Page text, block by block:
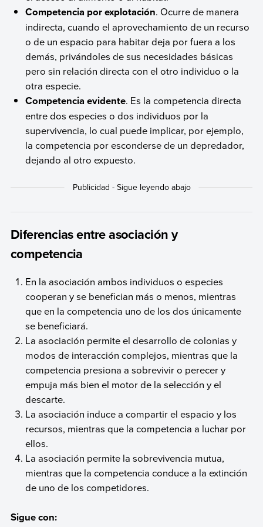
Competencia por explotación. Ocurre de manera
indirecta, cuando el aprovechamiento de un recurso
o de un espacio para habitar deja por fuera a los
demás, privándoles de sus necesidades básicas
pero sin relación directa con el otro individuo o la
otra especie.
Competencia evidente. Es la competencia directa
entre dos especies o dos individuos por la
supervivencia, lo cual puede implicar, por ejemplo,
la competencia por esconderse de un depredador,
dejando al otro expuesto.
Diferencias entre asociación y
competencia
En la asociación ambos individuos o especies
cooperan y se benefician más o menos, mientras
que en la competencia uno de los dos únicamente
se beneficiará.
La asociación permite el desarrollo de colonias y
modos de interacción complejos, mientras que la
competencia presiona a sobrevivir o perecer y
empuja más bien el motor de la selección y el
descarte.
La asociación induce a compartir el espacio y los
recursos, mientras que la competencia a luchar por
ellos.
La asociación permite la sobrevivencia mutua,
mientras que la competencia conduce a la extinción
de uno de los competidores.
Sigue con: